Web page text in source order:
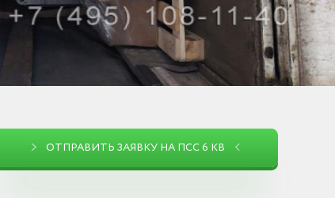
ОТПРАВИТЬ ЗАЯВКУ НА ПСС 6 КВ